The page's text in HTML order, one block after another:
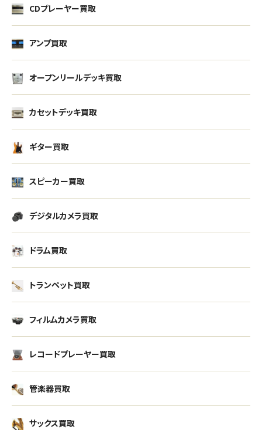
CDプレーヤー買取
アンプ買取
オープンリールデッキ買取
カセットデッキ買取
ギター買取
スピーカー買取
デジタルカメラ買取
ドラム買取
トランペット買取
フィルムカメラ買取
レコードプレーヤー買取
管楽器買取
サックス買取